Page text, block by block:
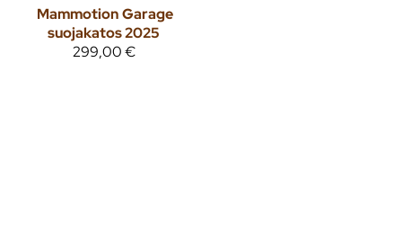
MammotionGarage
suojakatos 2025
299,00 €